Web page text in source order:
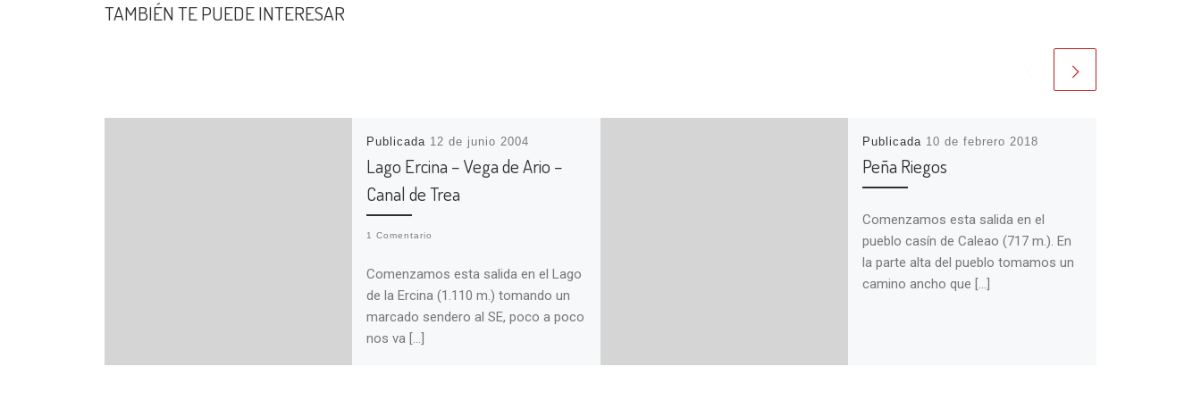
TAMBIÉN TE PUEDE INTERESAR
Publicada 12 de junio 2004
Lago Ercina – Vega de Ario –
Canal de Trea
1 Comentario
Comenzamos esta salida en el Lago
de la Ercina (1.110 m.) tomando un
marcado sendero al SE, poco a poco
nos va […]
Publicada 10 de febrero 2018
Peña Riegos
Comenzamos esta salida en el
pueblo casín de Caleao (717 m.). En
la parte alta del pueblo tomamos un
camino ancho que […]